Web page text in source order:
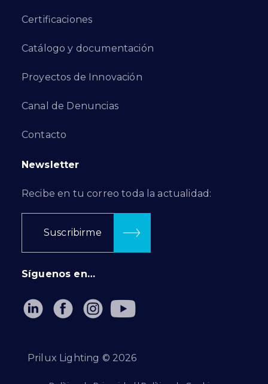
Certificaciones
Catálogo y documentación
Proyectos de Innovación
Canal de Denuncias
Contacto
Newsletter
Recibe en tu correo toda la actualidad:
Suscribirme
Síguenos en…
Prilux Lighting © 2026